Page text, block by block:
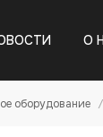
О
оборудование